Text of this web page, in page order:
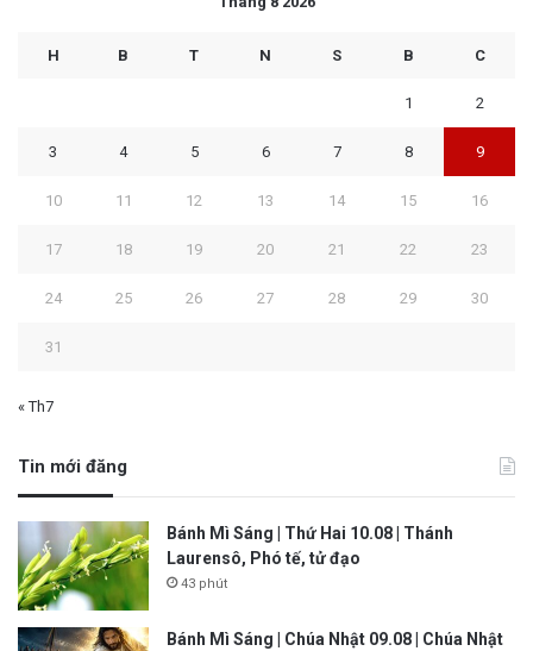
H B T N S B C
1 2
3 4 5 6 7 8 9
10 11 12 13 14 15 16
17 18 19 20 21 22 23
24 25 26 27 28 29 30
31
« Th7
Tin mới đăng
Bánh Mì Sáng | Thứ Hai 10.08 | Thánh
Laurensô, Phó tế, tử đạo
43 phút
Bánh Mì Sáng | Chúa Nhật 09.08 | Chúa Nhật